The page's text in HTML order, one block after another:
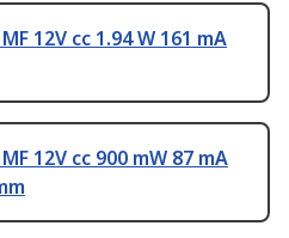
12V cc 1.94 W 161 mA
12V cc 900 mW 87 mA